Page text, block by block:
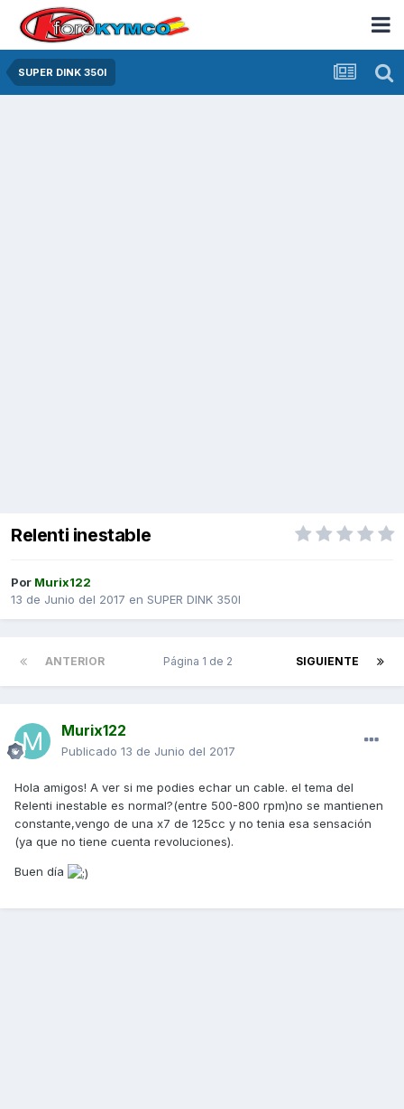
SUPER DINK 350I
Relenti inestable
Por Murix122
13 de Junio del 2017 en SUPER DINK 350I
ANTERIOR SIGUIENTE
Página 1 de 2
Murix122
Publicado 13 de Junio del 2017
Hola amigos! A ver si me podies echar un cable. el tema del
Relenti inestable es normal?(entre 500-800 rpm)no se mantienen
constante,vengo de una x7 de 125cc y no tenia esa sensación
(ya que no tiene cuenta revoluciones).
Buen día